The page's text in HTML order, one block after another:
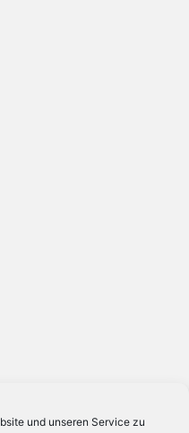
und unseren Service zu